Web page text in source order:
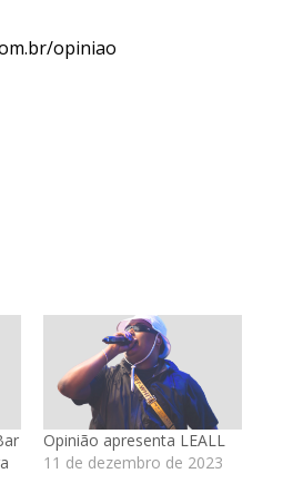
opiniao
Opinião apresenta LEALL
11 de dezembro de 2023